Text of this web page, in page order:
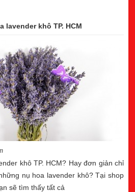
lavender khô TP. HCM
khô TP. HCM? Hay đơn giản chỉ
nụ hoa lavender khô? Tại shop
sẽ tìm thấy tất cả